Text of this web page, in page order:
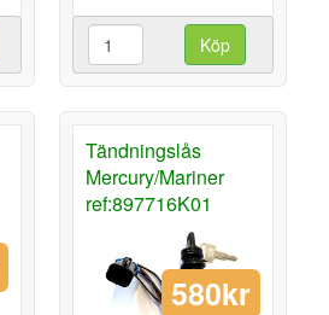
Köp
Tändningslås
Mercury/Mariner
ref:897716K01
580kr